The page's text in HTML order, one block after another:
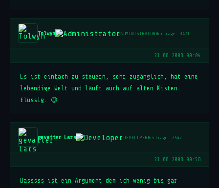
Tolwyn ADMINISTRATORBeiträge: 3471
21.08.2008 00:04
Es ist einfach zu steuern, sehr zugänglich, hat eine
lebendige Welt und läuft auch auf alten Kisten
flüssig. 😉
gevatter Lars DEVELOPERBeiträge: 2542
21.08.2008 00:58
Dasssss ist ein Argument dem ich wenig bis gar